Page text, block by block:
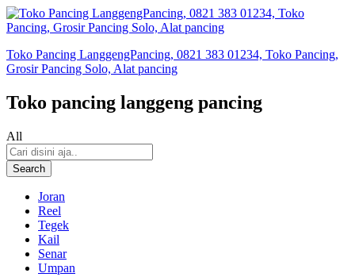
Toko Pancing LanggengPancing, 0821 383 01234, Toko Pancing,
Grosir Pancing Solo, Alat pancing
Toko pancing langgeng pancing
All
Search
Joran
Reel
Tegek
Kail
Senar
Umpan